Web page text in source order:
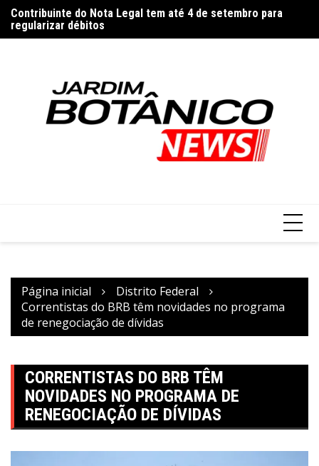
para
o
Contribuinte do Nota Legal tem até 4 de setembro para
regularizar débitos
Página inicial
Distrito Federal
Correntistas do BRB têm novidades no programa
de renegociação de dívidas
CORRENTISTAS DO BRB TÊM
NOVIDADES NO PROGRAMA DE
RENEGOCIAÇÃO DE DÍVIDAS